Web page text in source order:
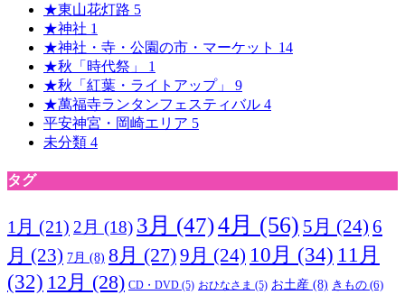
★東山花灯路 5
★神社 1
★神社・寺・公園の市・マーケット 14
★秋「時代祭」 1
★秋「紅葉・ライトアップ」 9
★萬福寺ランタンフェスティバル 4
平安神宮・岡崎エリア 5
未分類 4
タグ
1月 (21) 2月 (18) 3月 (47)4月 (56) 5月 (24) 6
月 (23) 7月 (8) 8月 (27)9月 (24) 10月 (34) 11月
(32) 12月 (28) CD・DVD (5) おひなさま (5) お土産 (8) きもの (6)